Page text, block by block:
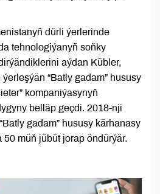
dürli ýerlerinde
tehnologiýanyň soňky
aýdan Kübler,
“Batly gadam” hususy
kompaniýasynyň
belläp geçdi. 2018-nji
gadam” hususy kärhanasy
50 müň jübüt jorap öndürýär.